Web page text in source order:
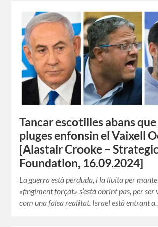
Tancar escotilles abans
pluges enfonsin el Vaixell
[Alastair Crooke –
Foundation, 16.09.2024]
La guerra està perduda, i la lluita per
«fingiment forçat» s’està obrint pas, per
com una falsa realitat. Israel està entrant